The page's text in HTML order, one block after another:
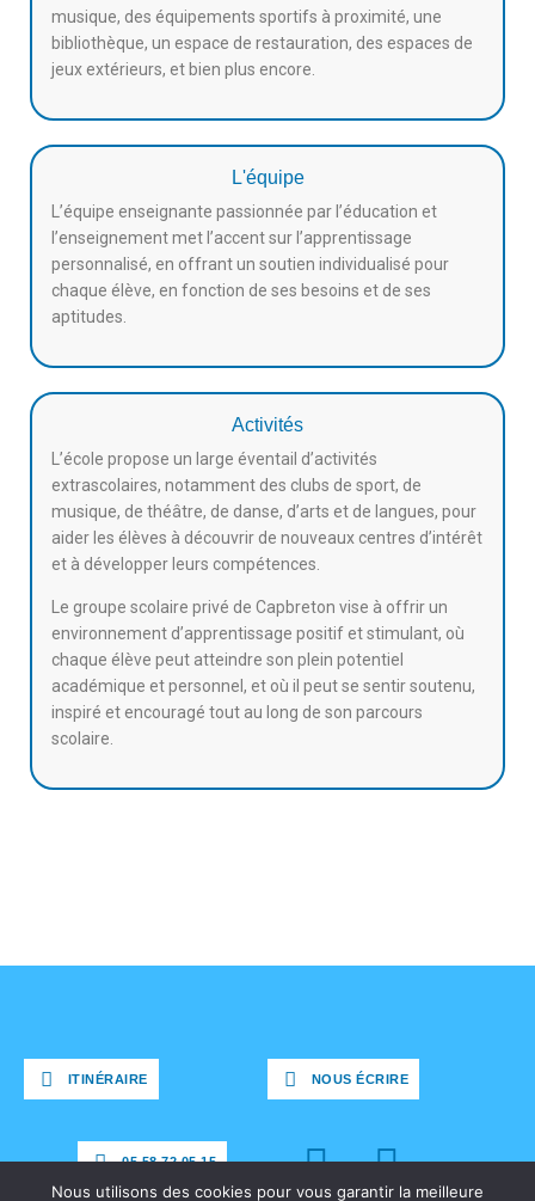
musique, des équipements sportifs à proximité, une
bibliothèque, un espace de restauration, des espaces de
jeux extérieurs, et bien plus encore.
L'équipe
L’équipe enseignante passionnée par l’éducation et
l’enseignement met l’accent sur l’apprentissage
personnalisé, en offrant un soutien individualisé pour
chaque élève, en fonction de ses besoins et de ses
aptitudes.
Activités
L’école propose un large éventail d’activités
extrascolaires, notamment des clubs de sport, de
musique, de théâtre, de danse, d’arts et de langues, pour
aider les élèves à découvrir de nouveaux centres d’intérêt
et à développer leurs compétences.
Le groupe scolaire privé de Capbreton vise à offrir un
environnement d’apprentissage positif et stimulant, où
chaque élève peut atteindre son plein potentiel
académique et personnel, et où il peut se sentir soutenu,
inspiré et encouragé tout au long de son parcours
scolaire.
ITINÉRAIRE NOUS ÉCRIRE
05 58 72 05 15
05 58 72 05 15
Nous utilisons des cookies pour vous garantir la meilleure